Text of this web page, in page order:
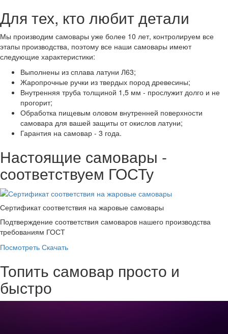
Для тех, кто любит детали
Мы производим самовары уже более 10 лет, контролируем все
этапы производства, поэтому все наши самовары имеют
следующие характеристики:
Выполнены из сплава латуни Л63;
Жаропрочные ручки из твердых пород древесины;
Внутренняя труба толщиной 1,5 мм - прослужит долго и не
прогорит;
Обработка пищевым оловом внутренней поверхности
самовара для вашей защиты от окислов латуни;
Гарантия на самовар - 3 года.
Настоящие самовары -
соответствуем ГОСТу
Сертификат соответствия на жаровые самовары
Подтверждение соответствия самоваров нашего производства
требованиям ГОСТ
Посмотреть Скачать
Топить самовар просто и
быстро